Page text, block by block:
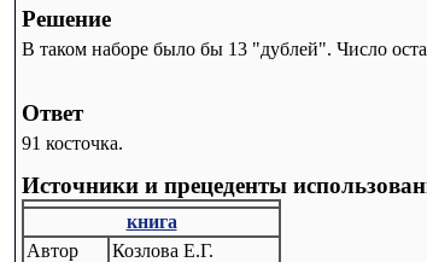
Решение
В таком наборе было бы 13 "дублей". Число
Ответ
91 косточка.
Источники и прецеденты
книга
Автор
Козлова Е.Г.